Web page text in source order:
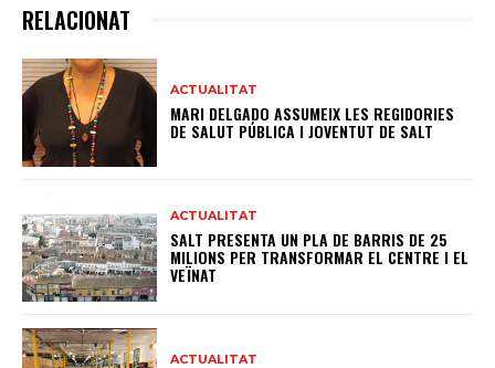
RELACIONAT
ACTUALITAT
MARI DELGADO ASSUMEIX LES REGIDORIES
DE SALUT PÚBLICA I JOVENTUT DE SALT
ACTUALITAT
SALT PRESENTA UN PLA DE BARRIS DE 25
MILIONS PER TRANSFORMAR EL CENTRE I EL
VEÏNAT
ACTUALITAT